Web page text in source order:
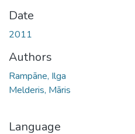
Date
2011
Authors
Rampāne, Ilga
Melderis, Māris
Language